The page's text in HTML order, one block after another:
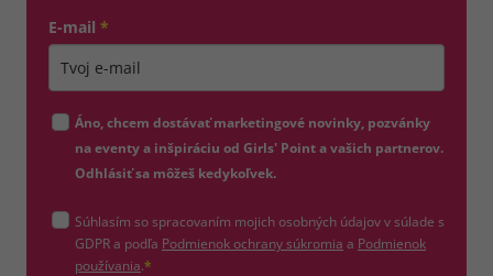
E-mail *
Áno, chcem dostávať marketingové novinky, pozvánky
na eventy a inšpiráciu od Girls' Point a vašich partnerov.
Odhlásiť sa môžeš kedykoľvek.
Súhlasím so spracovaním mojich osobných údajov v súlade s
GDPR a podľa Podmienok ochrany súkromia (otvorí sa v novom okne)
a Podmienok
používania(otvorí sa v novom okne)
.*